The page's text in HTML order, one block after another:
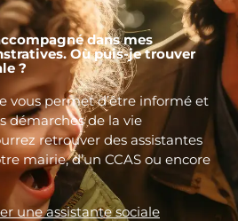
dans mes
Où puis-je trouver
?
vous permet d’être informé et
démarches de la vie
retrouver des assistantes
mairie, d’un CCAS ou encore
une assistante sociale